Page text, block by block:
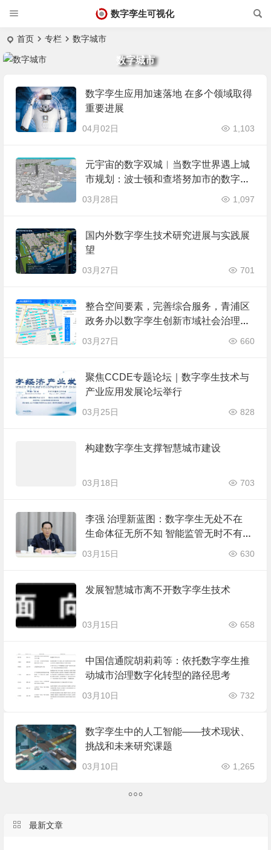
数字孪生可视化
首页 专栏 数字城市
数字城市
数字孪生应用加速落地 在多个领域取得
重要进展
04月02日 1,103
元宇宙的数字双城︱当数字世界遇上城
市规划：波士顿和查塔努加市的数字孪
生之路
03月28日 1,097
国内外数字孪生技术研究进展与实践展
望
03月27日 701
整合空间要素，完善综合服务，青浦区
政务办以数字孪生创新市域社会治理新
路径
03月27日 660
聚焦CCDE专题论坛｜数字孪生技术与
产业应用发展论坛举行
03月25日 828
构建数字孪生支撑智慧城市建设
03月18日 703
李强 治理新蓝图：数字孪生无处不在
生命体征无所不知 智能监管无时不有
精准服务无处不享
03月15日 630
发展智慧城市离不开数字孪生技术
03月15日 658
中国信通院胡莉莉等：依托数字孪生推
动城市治理数字化转型的路径思考
03月10日 732
数字孪生中的人工智能——技术现状、
挑战和未来研究课题
03月10日 1,265
最新文章